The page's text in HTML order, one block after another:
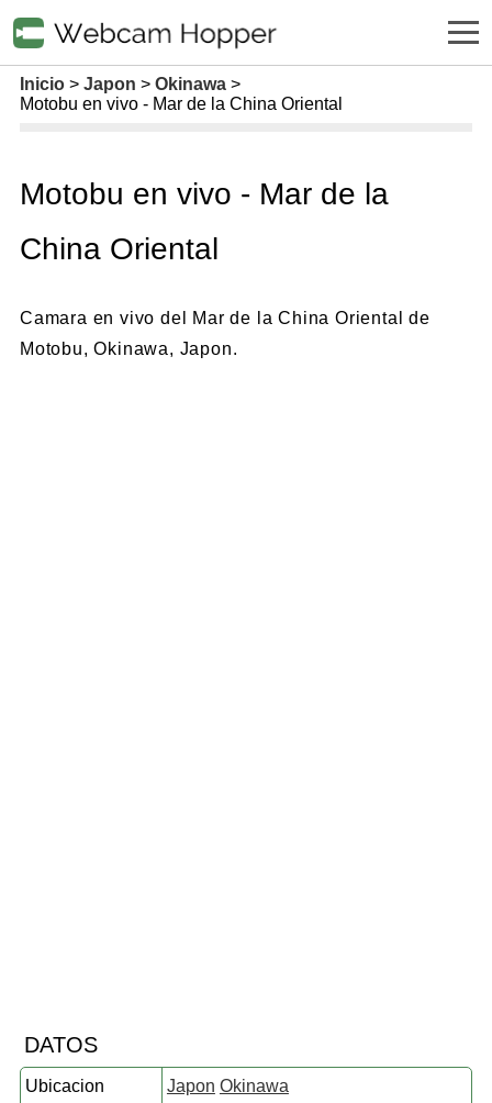
Inicio Japon
Okinawa
Motobu en vivo - Mar de la China Oriental
Motobu en vivo - Mar de la
China Oriental
Camara en vivo del Mar de la China Oriental de
Motobu, Okinawa, Japon.
DATOS
Ubicacion Japon Okinawa